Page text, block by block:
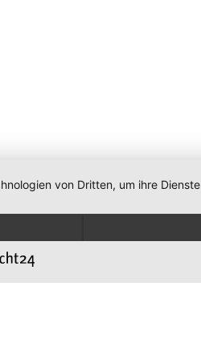
von Dritten, um ihre